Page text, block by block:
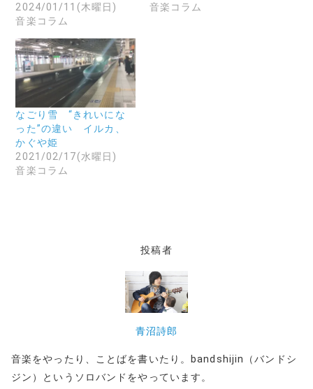
ク
し
て
く
だ
さ
い
(
し
ウ
ィ
ン
ド
ウ
で
開
き
信
し
い
ウ
ィ
ン
ド
ウ
で
開
き
ま
ウ
き
ま
す
)
2024/01/11(木曜日)
音楽コラム
音楽コラム
なごり雪 “きれいにな
った”の違い イルカ、
かぐや姫
2021/02/17(水曜日)
音楽コラム
投稿者
青沼詩郎
音楽をやったり、ことばを書いたり。bandshijin（バンドシ
ジン）というソロバンドをやっています。